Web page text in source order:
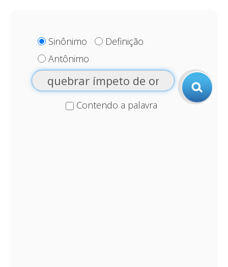
Sinônimo
Definição
Antônimo
Contendo a palavra